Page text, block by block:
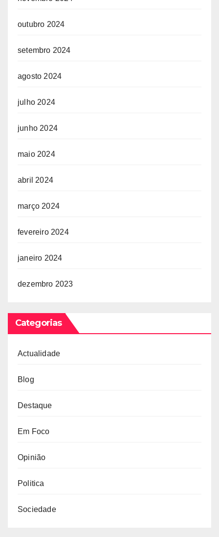
outubro 2024
setembro 2024
agosto 2024
julho 2024
junho 2024
maio 2024
abril 2024
março 2024
fevereiro 2024
janeiro 2024
dezembro 2023
Categorias
Actualidade
Blog
Destaque
Em Foco
Opinião
Politica
Sociedade